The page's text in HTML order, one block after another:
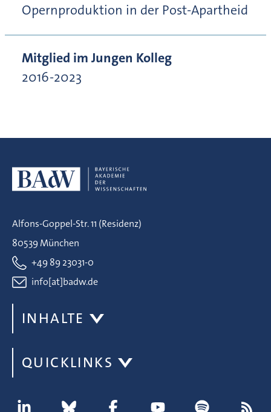
Opernproduktion in der Post-Apartheid
Mitglied im Jungen Kolleg
2016-2023
Alfons-Goppel-Str. 11 (Residenz)
80539 München
+49 89 23031-0
info[at]badw.de
INHALTE
QUICKLINKS